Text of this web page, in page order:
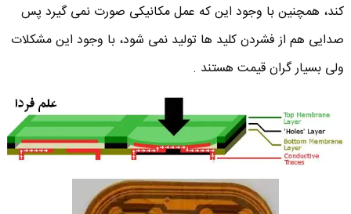
کند، همچنین با وجود این که عمل مکانیکی صورت نمی گیرد پس
صدایی هم از فشردن کلید ها تولید نمی شود، با وجود این مشکلات
ولی بسیار گران قیمت هستند .